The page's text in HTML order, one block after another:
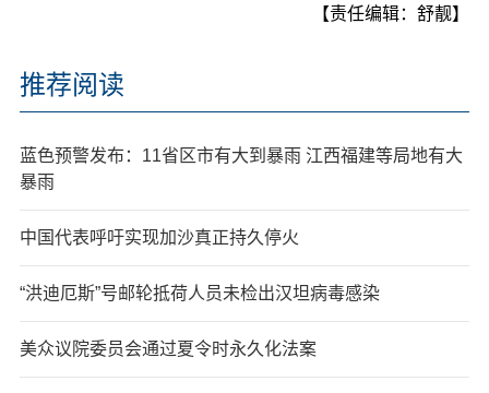
【责任编辑：舒靓】
推荐阅读
蓝色预警发布：11省区市有大到暴雨 江西福建等局地有大
暴雨
中国代表呼吁实现加沙真正持久停火
“洪迪厄斯”号邮轮抵荷人员未检出汉坦病毒感染
美众议院委员会通过夏令时永久化法案